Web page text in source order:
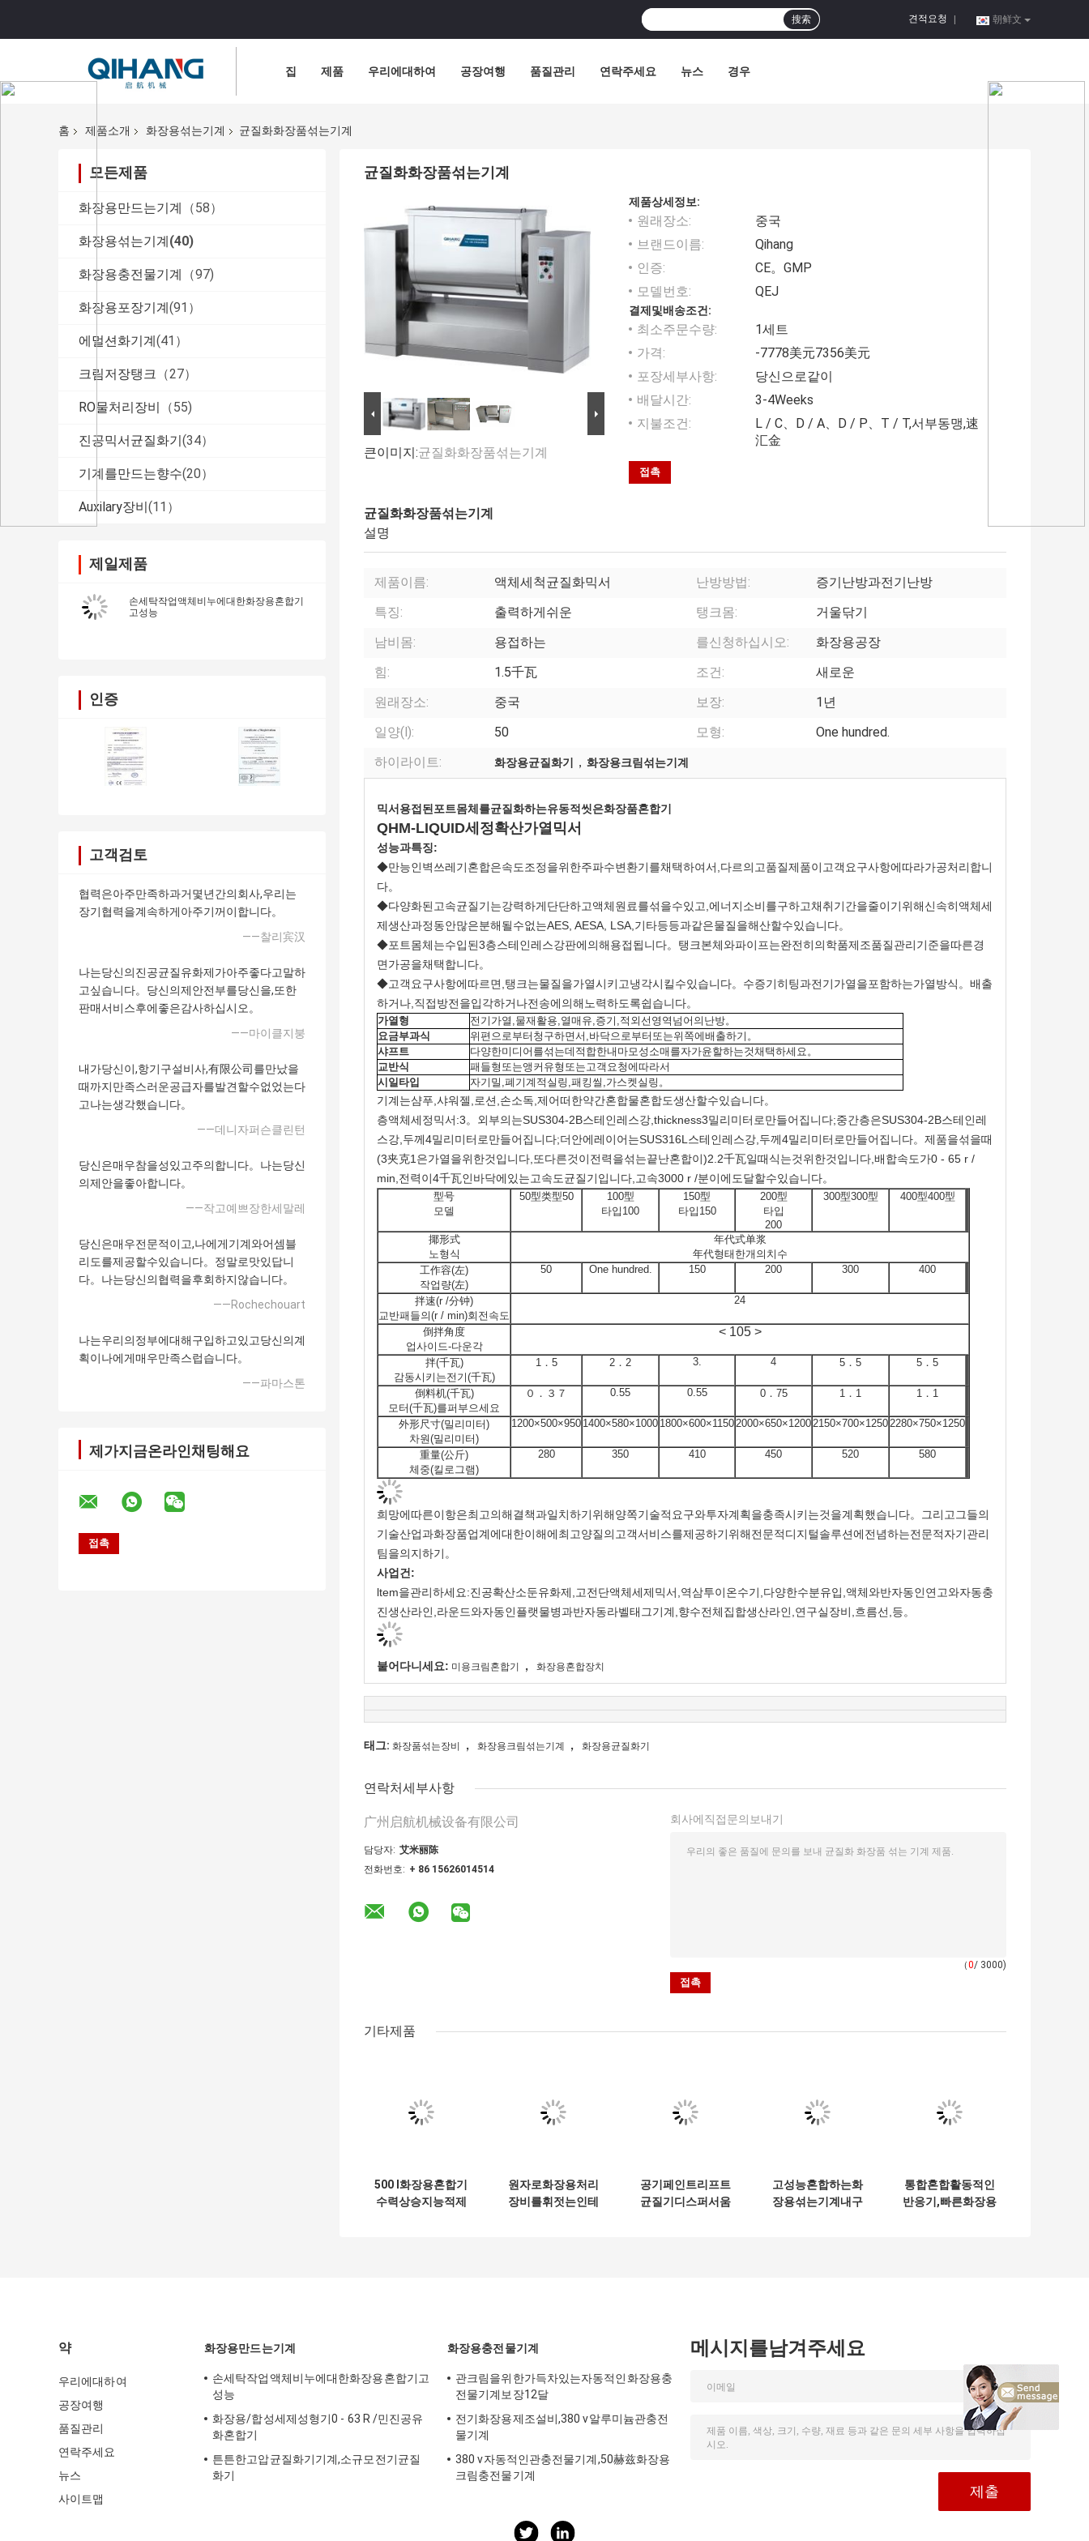
朝鲜文
견적요청
搜索
집 제품 우리에대하여 공장여행 품질관리 연락주세요 뉴스 경우
홈 제품소개 화장용섞는기계 균질화화장품섞는기계
모든제품
화장용만드는기계 （58）
화장용섞는기계 (40)
화장용충전물기계 （97)
화장용포장기계 (91）
에멀션화기계 (41）
크림저장탱크 （27）
RO물처리장비 （55)
진공믹서균질화기 (34）
기계를만드는향수(20）
Auxilary장비 (11）
제일제품
손세탁작업액체비누에대한화장용혼합기
고성능
인증
고객검토
협력은아주만족하과거몇년간의회사,우리는
장기협력을계속하게아주기꺼이합니다。
——찰리宾汉
나는당신의진공균질유화제가아주좋다고말하
고싶습니다。당신의제안전부를당신을,또한
판매서비스후에좋은감사하십시오。
——마이클지붕
내가당신이,항기구설비사,有限公司를만났을
때까지만족스러운공급자를발견할수없었는다
고나는생각했습니다。
——데니자퍼슨클린턴
당신은매우참을성있고주의합니다。나는당신
의제안을좋아합니다。
——작고예쁘장한세말레
당신은매우전문적이고,나에게기계와어셈블
리도를제공할수있습니다。정말로맛있답니
다。나는당신의협력을후회하지않습니다。
——Rochechouart
나는우리의정부에대해구입하고있고당신의계
획이나에게매우만족스럽습니다。
——파마스톤
제가지금온라인채팅해요
균질화화장품섞는기계
큰이미지:균질화화장품섞는기계
제품상세정보:
원래장소:
중국
브랜드이름:
Qihang
인증:
CE。GMP
모델번호:
QEJ
결제및배송조건:
최소주문수량:
1세트
가격:
-7778美元7356美元
포장세부사항:
당신으로같이
배달시간:
3-4Weeks
지불조건:
L / C、D / A、D / P、T / T,서부동맹,速
汇金
접촉
균질화화장품섞는기계
설명
제품이름: 액체세척균질화믹서 난방방법:
증기난방과전기난방
특징:
출력하게쉬운 탱크몸:
거울닦기
남비몸:
용접하는 를신청하십시오:
화장용공장
힘:
1.5千瓦 조건:
새로운
원래장소:
중국 보장:
1년
일양(l):
50 모형:
One hundred.
하이라이트:
화장용균질화기 ， 화장용크림섞는기계
믹서용접된포트몸체를균질화하는유동적씻은화장품혼합기
QHM-LIQUID세정확산가열믹서
성능과특징:
◆만능인벽쓰레기혼합은속도조정을위한주파수변환기를채택하여서,다르의고품질제품이고객요구사항에따라가공처리합니
다。
◆다양화된고속균질기는강력하게단단하고액체원료를섞을수있고,에너지소비를구하고채취기간을줄이기위해신속히액체세
제생산과정동안많은분해될수없는AES, AESA, LSA,기타등등과같은물질을해산할수있습니다。
◆포트몸체는수입된3층스테인레스강판에의해용접됩니다。탱크본체와파이프는완전히의학품제조품질관리기준을따른경
면가공을채택합니다。
◆고객요구사항에따르면,탱크는물질을가열시키고냉각시킬수있습니다。수증기히팅과전기가열을포함하는가열방식。배출
하거나,직접방전을입각하거나전송에의해노력하도록쉽습니다。
가열형
전기가열,물재활용,열매유,증기,적외선영역넘어의난방。
요금부과식
위편으로부터청구하면서,바닥으로부터또는위쪽에배출하기。
샤프트
다양한미디어를섞는데적합한내마모성소매를자가윤할하는것채택하세요。
교반식
패들형또는앵커유형또는고객요청에따라서
시일타입
자기밀,폐기계적실링,패킹씰,가스켓실링。
기계는샴푸,샤워젤,로션,손소독,제어떠한약간혼합물혼합도생산할수있습니다。
층액체세정믹서:3。외부의는SUS304-2B스테인레스강,thickness3밀리미터로만들어집니다;중간층은SUS304-2B스테인레
스강,두께4밀리미터로만들어집니다;더안에레이어는SUS316L스테인레스강,두께4밀리미터로만들어집니다。제품을섞을때
(3夹克1은가열을위한것입니다,또다른것이전력을섞는끝난혼합이)2.2千瓦일때식는것위한것입니다,배합속도가0 - 65 r /
min,전력이4千瓦인바닥에있는고속도균질기입니다,고속3000 r /분이에도달할수있습니다。
型号
모델
50型类型50
100型
타입100
150型
타입150
200型
타입
200
300型300型 400型400型
揶形式
노형식
年代式单浆
年代형태한개의치수
工作容(左)
작업량(左)
50 One hundred. 150 200 300 400
拌速(r /分钟)
교반패들의(r / min)회전속도
24
倒拌角度
업사이드-다운각
< 105 >
拌(千瓦)
감동시키는전기(千瓦)
1．5 2．2 3. 4 5．5 5．5
倒料机(千瓦)
모터(千瓦)를퍼부으세요
０．３７ 0.55 0.55 0．75 1．1 1．1
外形尺寸(밀리미터)
차원(밀리미터)
1200×500×950 1400×580×1000 1800×600×11502000×650×12002150×700×12502280×750×1250
重量(公斤)
체중(킬로그램)
280 350 410 450 520 580
희망에따른이항은최고의해결책과일치하기위해양쪽기술적요구와투자계획을충족시키는것을계획했습니다。그리고그들의
기술산업과화장품업계에대한이해에최고양질의고객서비스를제공하기위해전문적디지털솔루션에전념하는전문적자기관리
팀을의지하기。
사업건:
ltem을관리하세요:진공확산소둔유화제,고전단액체세제믹서,역삼투이온수기,다양한수분유입,액체와반자동인연고와자동충
진생산라인,라운드와자동인플랫물병과반자동라벨태그기계,향수전체집합생산라인,연구실장비,흐름선,등。
붙어다니세요: 미용크림혼합기 ， 화장용혼합장치
태그: 화장품섞는장비 ， 화장용크림섞는기계 ， 화장용균질화기
연락처세부사항
广州启航机械设备有限公司
담당자: 艾米丽陈
전화번호: + 86 15626014514
회사에직접문의보내기
（0/ 3000)
기타제품
500 l화장용혼합기
수력상승지능적제
원자로화장용처리
장비를휘젓는인테
공기페인트리프트
균질기디스퍼서움
고성능혼합하는화
장용섞는기계내구
통합혼합활동적인
반응기,빠른화장용
약
우리에대하여
공장여행
품질관리
연락주세요
뉴스
사이트맵
화장용만드는기계
손세탁작업액체비누에대한화장용혼합기고
성능
화장용/합성세제성형기0 - 63 R /민진공유
화혼합기
튼튼한고압균질화기기계,소규모전기균질
화기
화장용충전물기계
관크림을위한가득차있는자동적인화장용충
전물기계보장12달
전기화장용제조설비,380 v알루미늄관충전
물기계
380 v자동적인관충전물기계,50赫兹화장용
크림충전물기계
메시지를남겨주세요